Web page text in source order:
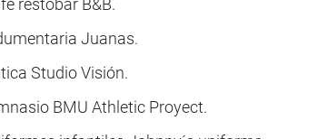
restobar B&B.
Juanas.
Studio Visión.
BMU Athletic Proyect.